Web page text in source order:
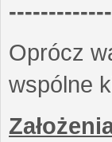
Oprócz
wspólne